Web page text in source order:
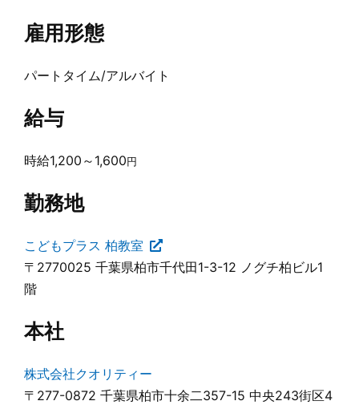
雇用形態
パートタイム/アルバイト
給与
時給1,200～1,600円
勤務地
こどもプラス 柏教室
〒2770025 千葉県柏市千代田1-3-12 ノグチ柏ビル1
階
本社
株式会社クオリティー
〒277-0872 千葉県柏市十余二357-15 中央243街区4